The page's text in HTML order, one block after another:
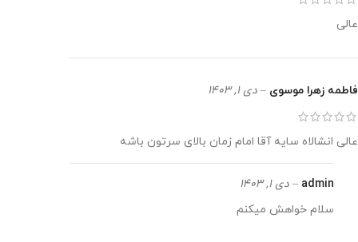
عالی
فاطمه زهرا موسوی – دی 1, 1403
عالی انشالاه سایه آقا امام زمان بالای سرتون باشه
admin
– دی 1, 1403
سلام خواهش میکنم